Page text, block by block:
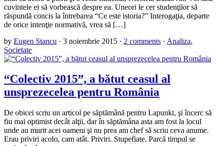
cuvintele ei să vorbească despre ea. Uneori le cer studenţilor să
răspundă concis la întrebarea “Ce este istoria?” Interogaţia, departe
de orice intenţie normativă, vrea să […]
by Eugen Stancu · 3 noiembrie 2015 · 2 comments · Analiza,
Societate
“Colectiv 2015”, a bătut ceasul al
unsprezecelea pentru România
De obicei scriu un articol pe săptămână pentru Lapunkt, şi încerc să
fiu mai optimist decât alţii, dar în săptămâna asta am fost la locul
unde au murit acei oameni şi nu prea am chef să scriu ceva anume.
Erau priviri acolo, cam atât. Priviri. Stupefiate. Parcă timpul se